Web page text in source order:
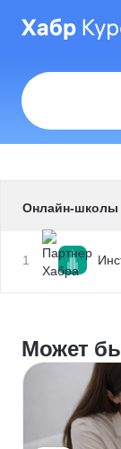
Онлайн-школы
1
Может